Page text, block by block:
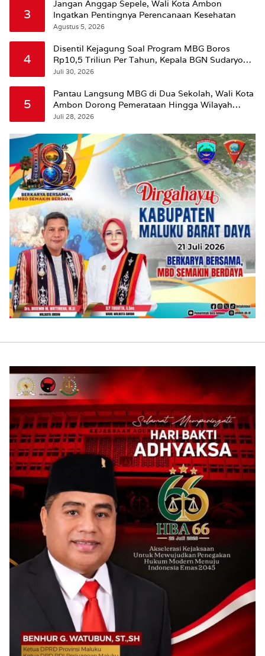
3
Jangan Anggap Sepele, Wali Kota Ambon
Ingatkan Pentingnya Perencanaan Kesehatan
Agustus 5, 2026
4
Disentil Kejagung Soal Program MBG Boros
Rp10,5 Triliun Per Tahun, Kepala BGN Sudaryono
Beri Penjelasan
Juli 30, 2026
5
Pantau Langsung MBG di Dua Sekolah, Wali Kota
Ambon Dorong Pemerataan Hingga Wilayah
Leitimur Selatan
Juli 28, 2026